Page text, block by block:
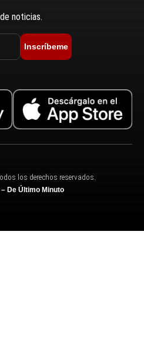
noticias.
Inscríbeme
los derechos reservados.
De Último Minuto